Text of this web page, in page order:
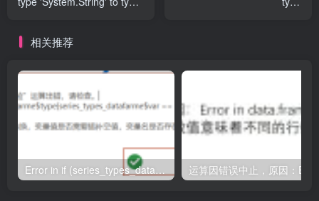
相关推荐
Error in if (series_types_datafarme$type[series_types_datafarme$var == : argument is of length zero